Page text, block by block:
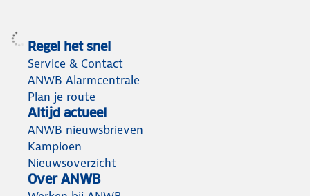
Regel het snel
Service & Contact
ANWB Alarmcentrale
Plan je route
Altijd actueel
ANWB nieuwsbrieven
Kampioen
Nieuwsoverzicht
Over ANWB